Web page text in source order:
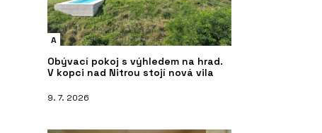
A
Obývací pokoj s výhledem na hrad.
V kopci nad Nitrou stojí nová vila
9. 7. 2026